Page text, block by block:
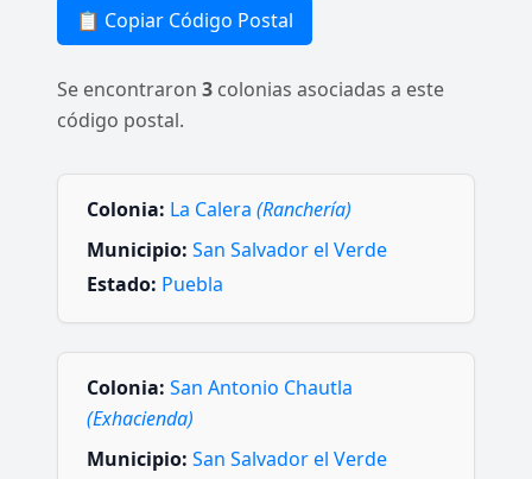
📋 Copiar Código Postal
Se encontraron 3 colonias asociadas a este
código postal.
Colonia: La Calera (Ranchería)
Municipio: San Salvador el Verde
Estado: Puebla
Colonia: San Antonio Chautla
(Exhacienda)
Municipio: San Salvador el Verde